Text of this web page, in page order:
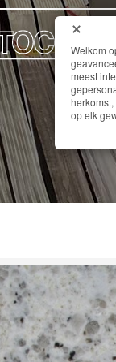
Welkom
meest
op elk